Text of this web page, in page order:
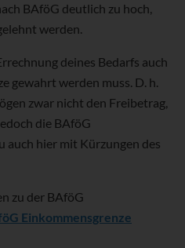
BAföG deutlich zu hoch,
werden.
deines Bedarfs auch
gewahrt werden muss. D. h.
zwar nicht den Freibetrag,
die BAföG
auch hier mit Kürzungen des
zu der BAföG
Einkommensgrenze